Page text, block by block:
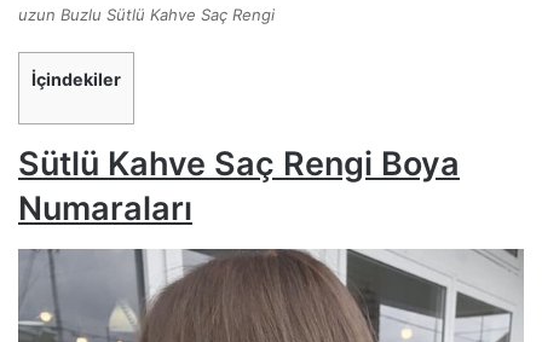
uzun Buzlu Sütlü Kahve Saç Rengi
İçindekiler
Sütlü Kahve Saç Rengi Boya
Numaraları